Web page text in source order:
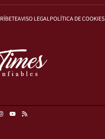
AVISO LEGALPOLÍTICA DE COOKIES
Instagram